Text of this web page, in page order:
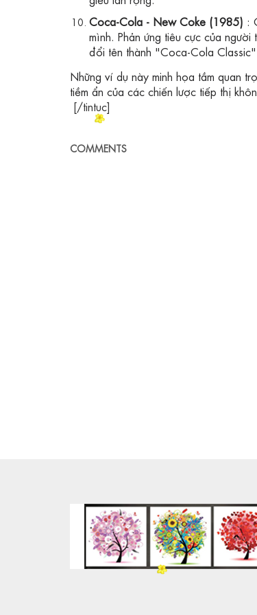
Coca-Cola - New Coke (1985) :
mình. Phản ứng tiêu cực của
đổi tên thành "Coca-Cola Classic".
Những ví dụ này minh họa tầm quan
tiềm ẩn của các chiến lược tiếp thị
[/tintuc]
COMMENTS